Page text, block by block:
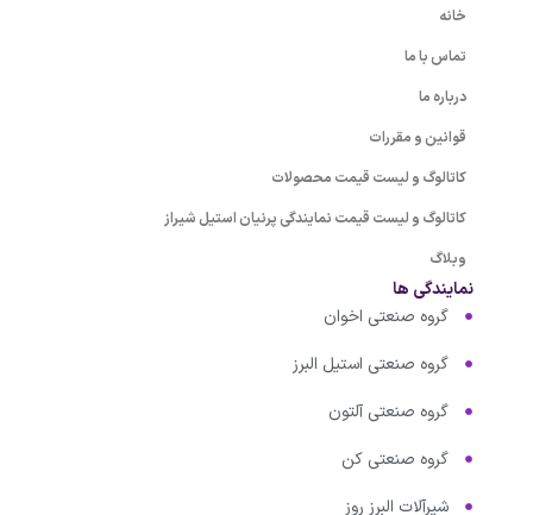
خانه
تماس با ما
درباره ما
قوانین و مقررات
کاتالوگ و لیست قیمت محصولات
کاتالوگ و لیست قیمت نمایندگی پرنیان استیل شیراز
وبلاگ
نمایندگی ها
گروه صنعتی اخوان
گروه صنعتی استیل البرز
گروه صنعتی آلتون
گروه صنعتی کن
شیرآلات البرز روز